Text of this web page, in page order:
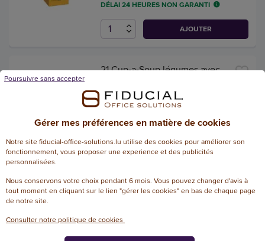
DÉLAI 24 HEURES NON GARANTI
AJOUTER
21 Cup-a-Soup légumes avec
Référence : 148234
13,26 € HT
DÉLAI 24 HEURES NON GARANTI
avec croûtonsde fromage,
paquet de 21 sachet
Gérer mes préférences en matière de cookies
Notre site fiducial-office-solutions.lu utilise des cookies pour améliorer son
fonctionnement, vous proposer une experience et des publicités
personnalisées.
Nous conservons votre choix pendant 6 mois. Vous pouvez changer d'avis à
tout moment en cliquant sur le lien "gérer les cookies" en bas de chaque page
de notre site.
Consulter notre politique de cookies
Poursuivre sans accepter